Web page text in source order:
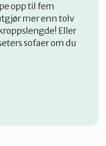
opp til fem
mer enn tolv
Eller
sofaer om du